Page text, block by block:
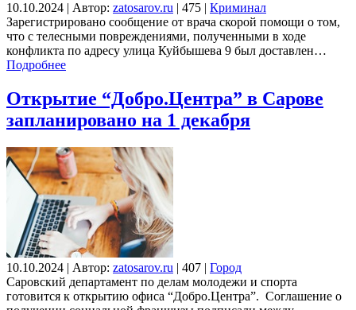
10.10.2024 | Автор: zatosarov.ru | 475 | Криминал
Зарегистрировано сообщение от врача скорой помощи о том,
что с телесными повреждениями, полученными в ходе
конфликта по адресу улица Куйбышева 9 был доставлен…
Подробнее
Открытие “Добро.Центра” в Сарове
запланировано на 1 декабря
10.10.2024 | Автор: zatosarov.ru | 407 | Город
Саровский департамент по делам молодежи и спорта
готовится к открытию офиса “Добро.Центра”. Соглашение о